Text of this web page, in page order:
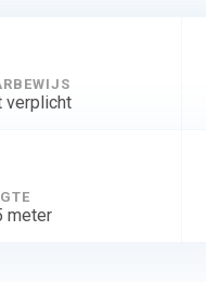
verplicht
meter